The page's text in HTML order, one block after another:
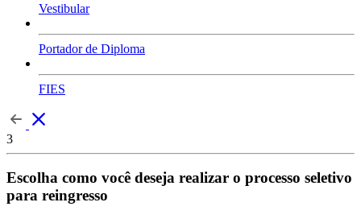
Vestibular
Portador de Diploma
FIES
3
Escolha como você deseja realizar o processo seletivo
para reingresso